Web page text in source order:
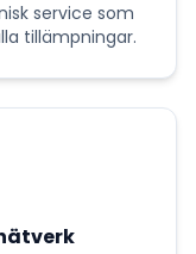
service som
tillämpningar.